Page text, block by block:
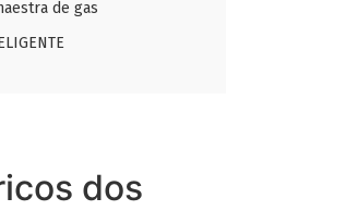
de gas
dos